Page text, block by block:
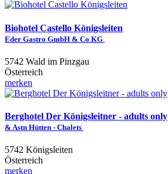
Biohotel Castello Königsleiten
Eder Gastro GmbH & Co KG
5742 Wald im Pinzgau
Österreich
merken
Berghotel Der Königsleitner - adults only
& Astn Hütten - Chalets
5742 Königsleiten
Österreich
merken